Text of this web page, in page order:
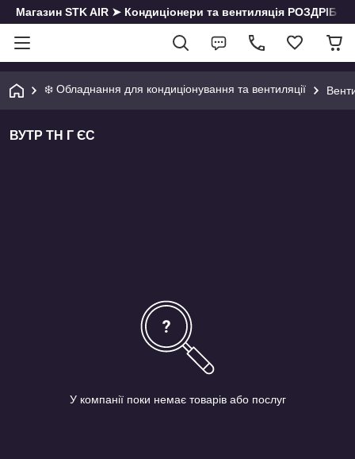
Магазин STK AIR ➤ Кондиціонери та вентиляція РОЗДРІБ
❄️ Обладнання для кондиціонування та вентиляції
ВУТР ТН Г ЄС
У компанії поки немає товарів або послуг